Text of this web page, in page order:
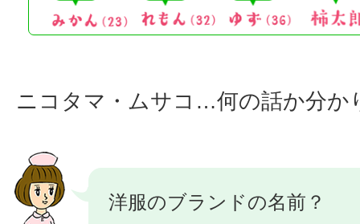
ニコタマ・ムサコ…何の話か分か
洋服のブランドの名前？